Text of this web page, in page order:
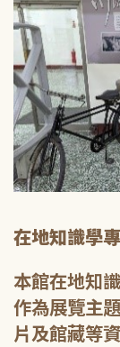
在地知識學
本館在地知
作為展覽主
片及館藏等